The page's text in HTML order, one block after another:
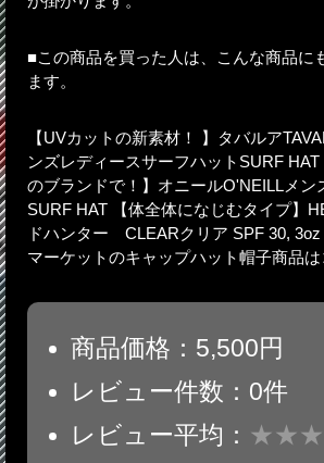
■この商品を買った人は、こんな商品に
ます。
【UVカットの新素材！ 】タバルア
ンズレディースサーフハットSURF
のブランドで！】オニールO'NEILLメン
SURF HAT 【体全体になじむタイプ】
ドハンター CLEARクリア SPF 30,
マーケットのキャップハット帽子商品は
商品価格：5,500円
レビュー件数：0件
レビュー平均：